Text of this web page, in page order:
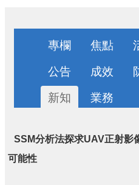
近
刊
舊
專欄 焦點
公告 成效
新知 業務
SSM分析法探求UAV正射影
可能性